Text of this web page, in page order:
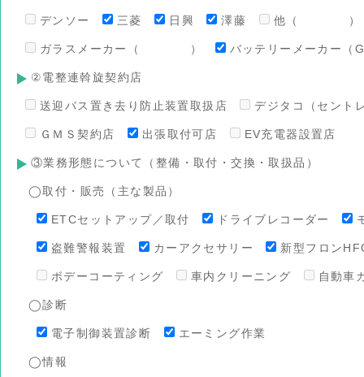
デンソー 三菱 日興 澤藤 他（ ）
ガラスメーカー（ ） バッテリーメーカー（
②電整連斡旋契約店
送迎バス置き去り防止装置取扱店 デジタコ（セント
ＧＭＳ契約店 出張取付可店 EV充電器設置店
③業務形態について（整備・取付・交換・取扱品）
◯取付・販売（主な製品）
ETCセットアップ／取付 ドライブレコーダー
盗難警報装置 カーアクセサリー 新型フロン
ボデーコーティング 車内クリーニング 自動車
◯診断
電子制御装置診断 エーミング作業
◯情報